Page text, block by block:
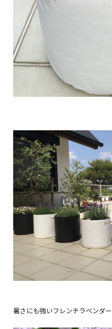
暑さにも強いフレンチラベンダー